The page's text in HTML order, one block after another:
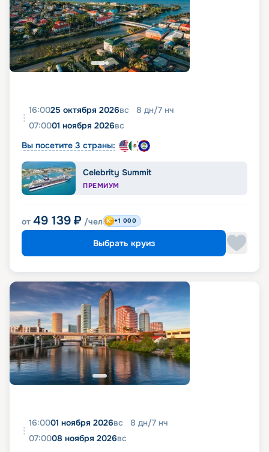
16:0025 октября 2026вс 8 дн/7 нч
07:0001 ноября 2026вс
Вы посетите 3 страны:
Celebrity Summit
ПРЕМИУМ
от 49 139 ₽ /чел +1 000
Выбрать круиз
16:0001 ноября 2026вс 8 дн/7 нч
07:0008 ноября 2026вс